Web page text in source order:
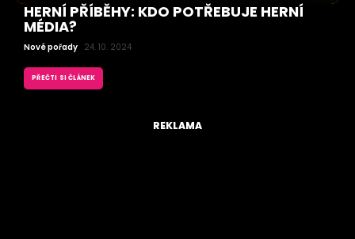
HERNÍ PŘÍBĚHY: KDO POTŘEBUJE HERNÍ
MÉDIA?
Nové pořady 24. 10. 2024
PŘEČTI SI ČLÁNEK
REKLAMA